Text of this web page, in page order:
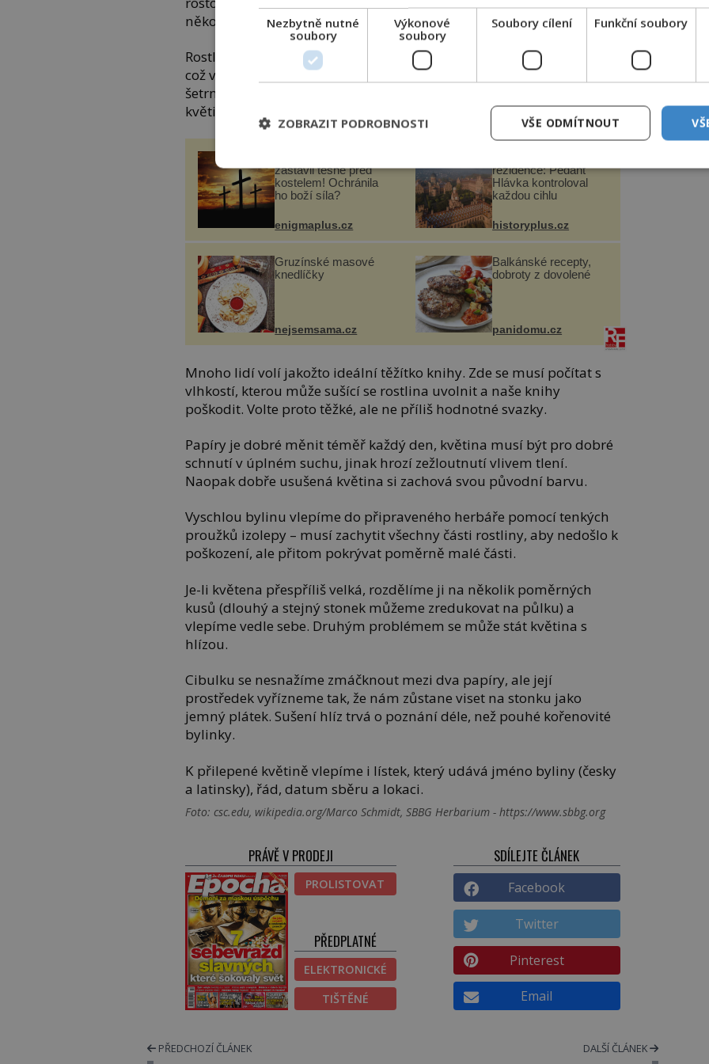
několik zástupců.
Rostlinu se doporučuje vyrýpat ze země i s kořenovým systémem,
což vyžaduje trpělivost a zručnost. Celou rostlinu očistíme, nejlépe
šetrným opláchnutím hlíny. Srovnanou (tj. narovnané lístky, květ…)
květinu vložíme mezi dva papíry, zatížíme a necháme lisovat.
zastavil těsně před
kostelem! Ochránila
ho boží síla?
enigmaplus.cz
rezidence: Pedant
Hlávka kontroloval
každou cihlu
historyplus.cz
Gruzínské masové
knedlíčky
nejsemsama.cz
Balkánské recepty,
dobroty z dovolené
panidomu.cz
Mnoho lidí volí jakožto ideální těžítko knihy. Zde se musí počítat s
vlhkostí, kterou může sušící se rostlina uvolnit a naše knihy
poškodit. Volte proto těžké, ale ne příliš hodnotné svazky.
Papíry je dobré měnit téměř každý den, květina musí být pro dobré
schnutí v úplném suchu, jinak hrozí zežloutnutí vlivem tlení.
Naopak dobře usušená květina si zachová svou původní barvu.
Vyschlou bylinu vlepíme do připraveného herbáře pomocí tenkých
proužků izolepy – musí zachytit všechny části rostliny, aby nedošlo k
poškození, ale přitom pokrývat poměrně malé části.
Je-li květena přespříliš velká, rozdělíme ji na několik poměrných
kusů (dlouhý a stejný stonek můžeme zredukovat na půlku) a
vlepíme vedle sebe. Druhým problémem se může stát květina s
hlízou.
Cibulku se nesnažíme zmáčknout mezi dva papíry, ale její
prostředek vyřízneme tak, že nám zůstane viset na stonku jako
jemný plátek. Sušení hlíz trvá o poznání déle, než pouhé kořenovité
bylinky.
K přilepené květině vlepíme i lístek, který udává jméno byliny (česky
a latinsky), řád, datum sběru a lokaci.
Foto: csc.edu, wikipedia.org/Marco Schmidt, SBBG Herbarium - https://www.sbbg.org
PRÁVĚ V PRODEJI
PROLISTOVAT
PŘEDPLATNÉ
ELEKTRONICKÉ
TIŠTĚNÉ
SDÍLEJTE ČLÁNEK
Facebook
Twitter
Pinterest
Email
PŘEDCHOZÍ ČLÁNEK DALŠÍ ČLÁNEK
Nezbytně nutné
soubory
Výkonové
soubory
Soubory cílení Funkční soubory
VŠE ODMÍTNOUT
ZOBRAZIT PODROBNOSTI